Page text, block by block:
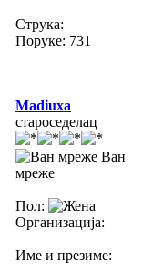
Струка:
Поруке: 731
Madiuxa
староседелац
Ван
мреже
Пол:
Организација:
Име и презиме: